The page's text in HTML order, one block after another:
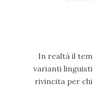
In realtà il
varianti
rivincita per